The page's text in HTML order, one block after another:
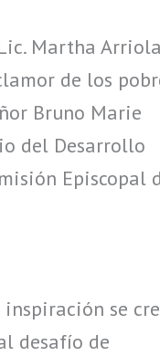
Martha Arriola
de los
Bruno Marie
del Desarrollo
Episcopal
se
desafío de